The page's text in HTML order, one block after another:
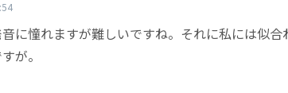
に憧れますが難しいですね。それに私には似合
が。